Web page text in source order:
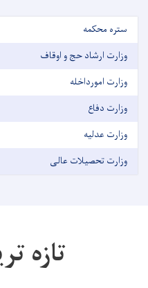
ستره محکمه
وزارت ارشاد حج و اوقاف
وزارت امورداخله
وزارت دفاع
وزارت عدلیه
وزارت تحصیلات عالی
تازه